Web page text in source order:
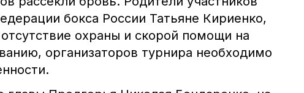
бокса России Татьяне Кириенко,
охраны и скорой помощи на
организаторов турнира необходимо